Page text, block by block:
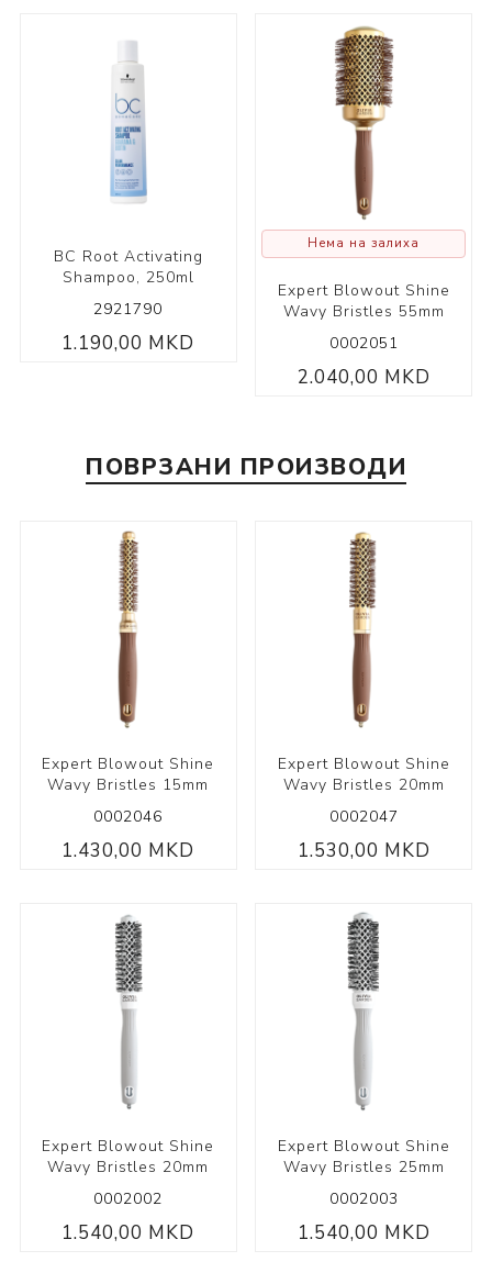
BC Root Activating
Shampoo, 250ml
2921790
1.190,00 MKD
Нема на залиха
Expert Blowout Shine
Wavy Bristles 55mm
0002051
2.040,00 MKD
ПОВРЗАНИ ПРОИЗВОДИ
Expert Blowout Shine
Wavy Bristles 15mm
0002046
1.430,00 MKD
Expert Blowout Shine
Wavy Bristles 20mm
0002047
1.530,00 MKD
Expert Blowout Shine
Wavy Bristles 20mm
0002002
1.540,00 MKD
Expert Blowout Shine
Wavy Bristles 25mm
0002003
1.540,00 MKD